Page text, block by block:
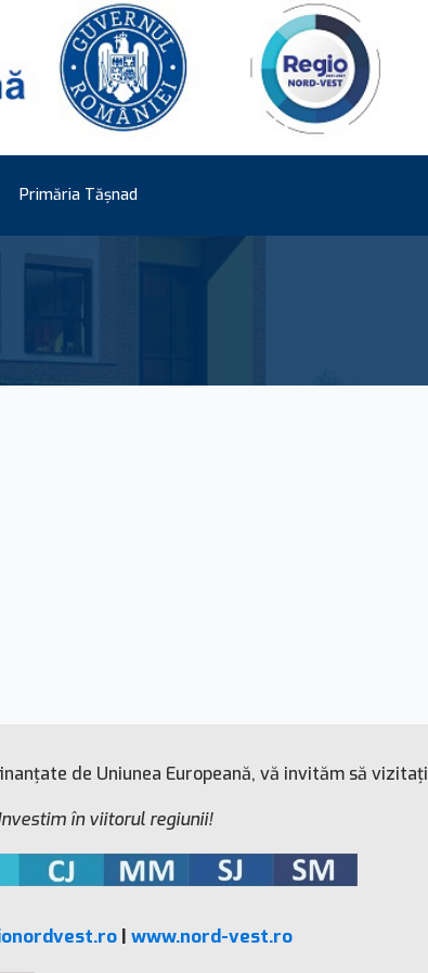
Primăria Tășnad
de Uniunea Europeană, vă invităm să vizitați
în viitorul regiunii!
| www.nord-vest.ro